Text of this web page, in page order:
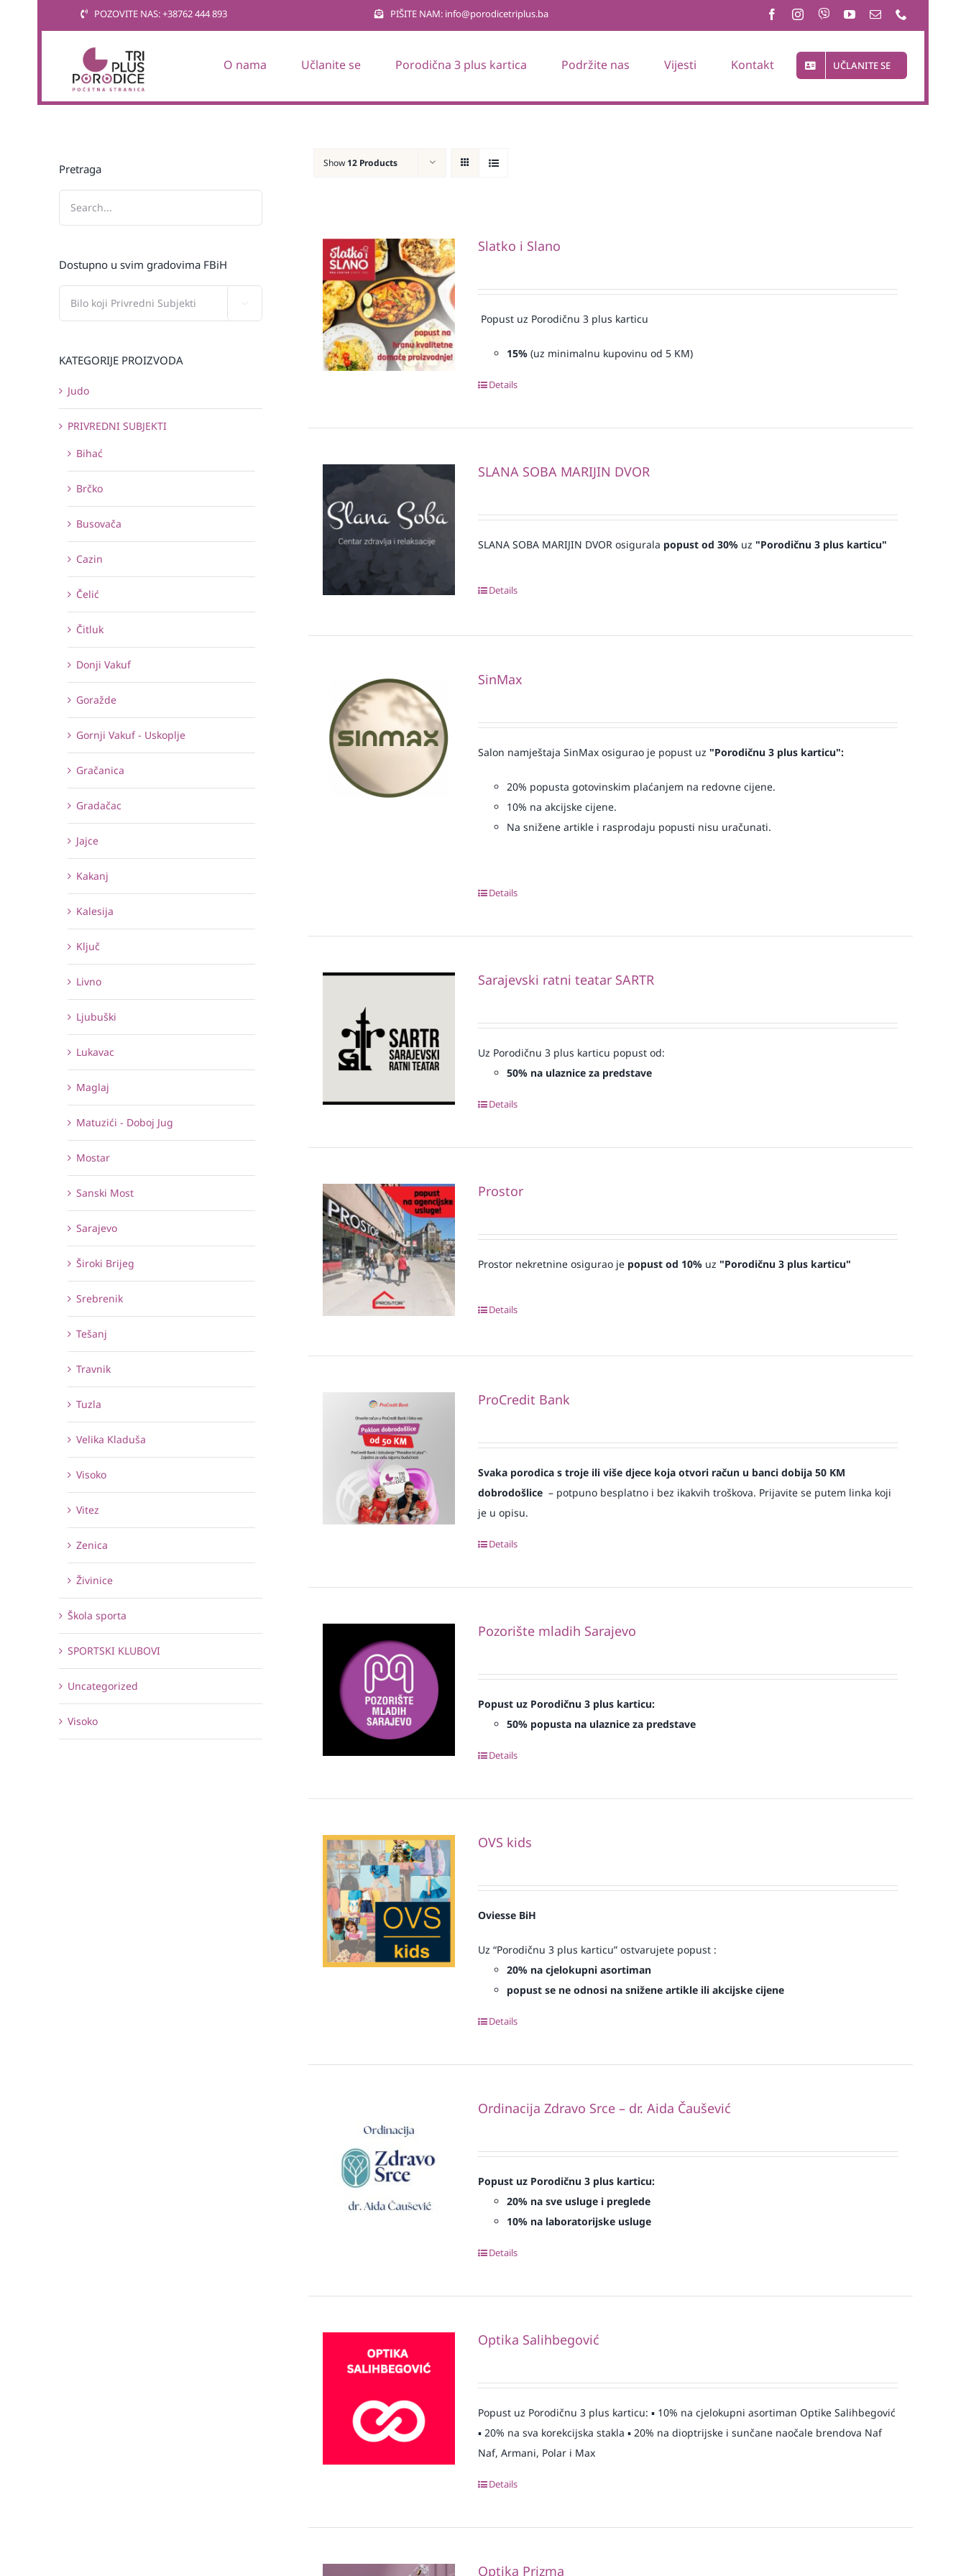
POZOVITE NAS: +38762 444 893 PIŠITE NAM: info@porodicetriplus.ba
O nama Učlanite se Porodična 3 plus kartica Podržite nas Vijesti Kontakt UČLANITE SE
Show 12 Products
Slatko i Slano
Popust uz Porodičnu 3 plus karticu
15% (uz minimalnu kupovinu od 5 KM)
Details
SLANA SOBA MARIJIN DVOR
SLANA SOBA MARIJIN DVOR osigurala popust od 30%uz "Porodičnu 3 plus karticu"
Details
SinMax
Salon namještaja SinMax osigurao je popustuz "Porodičnu 3 plus karticu":
20% popusta gotovinskim plaćanjem na redovne cijene.
10% na akcijske cijene.
Na snižene artikle i rasprodaju popusti nisu uračunati.
Details
Sarajevski ratni teatar SARTR
Uz Porodičnu 3 plus karticu popust od:
50% na ulaznice za predstave
Details
Prostor
Prostor nekretnine osigurao je popust od 10%uz "Porodičnu 3 plus karticu"
Details
ProCredit Bank
Svaka porodica s troje ili više djece koja otvori račun u banci dobija 50 KM
dobrodošlice– potpuno besplatno i bez ikakvih troškova. Prijavite se putem linka koji
je u opisu.
Details
Pozorište mladih Sarajevo
Popust uz Porodičnu 3 plus karticu:
50% popusta na ulaznice za predstave
Details
OVS kids
Oviesse BiH
Uz “Porodičnu 3 plus karticu” ostvarujete popust :
20% na cjelokupni asortiman
popust se ne odnosi na snižene artikle ili akcijske cijene
Details
Ordinacija Zdravo Srce – dr. Aida Čaušević
Popust uz Porodičnu 3 plus karticu:
20% na sve usluge i preglede
10% na laboratorijske usluge
Details
Optika Salihbegović
Popust uz Porodičnu 3 plus karticu: ▪️ 10% na cjelokupni asortiman Optike Salihbegović
▪️ 20% na sva korekcijska stakla ▪️ 20% na dioptrijske i sunčane naočale brendova Naf
Naf, Armani, Polar i Max
Details
Optika Prizma
Pretraga
Dostupno u svim gradovima FBiH
KATEGORIJE PROIZVODA
Judo
PRIVREDNI SUBJEKTI
Bihać
Brčko
Busovača
Cazin
Čelić
Čitluk
Donji Vakuf
Goražde
Gornji Vakuf - Uskoplje
Gračanica
Gradačac
Jajce
Kakanj
Kalesija
Ključ
Livno
Ljubuški
Lukavac
Maglaj
Matuzići - Doboj Jug
Mostar
Sanski Most
Sarajevo
Široki Brijeg
Srebrenik
Tešanj
Travnik
Tuzla
Velika Kladuša
Visoko
Vitez
Zenica
Živinice
Škola sporta
SPORTSKI KLUBOVI
Uncategorized
Visoko